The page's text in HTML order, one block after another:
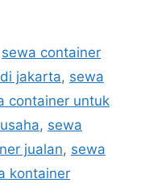
sewa container
jakarta, sewa
container untuk
, sewa
jualan, sewa
kontainer